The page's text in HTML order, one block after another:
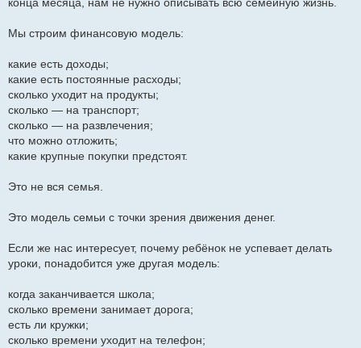
конца месяца, нам не нужно описывать всю семейную жизнь.
Мы строим финансовую модель:
какие есть доходы;
какие есть постоянные расходы;
сколько уходит на продукты;
сколько — на транспорт;
сколько — на развлечения;
что можно отложить;
какие крупные покупки предстоят.
Это не вся семья.
Это модель семьи с точки зрения движения денег.
Если же нас интересует, почему ребёнок не успевает делать
уроки, понадобится уже другая модель:
когда заканчивается школа;
сколько времени занимает дорога;
есть ли кружки;
сколько времени уходит на телефон;